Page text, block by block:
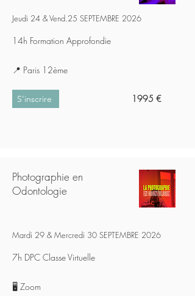
Jeudi 24 & Vend.25 SEPTEMBRE 2026
14h Formation Approfondie
📍 Paris 12ème
S'inscrire 1995 €
Photographie en
Odontologie
Mardi 29 & Mercredi 30 SEPTEMBRE 2026
7h DPC Classe Virtuelle
🖥️ Zoom